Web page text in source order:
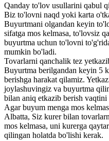
Qanday to'lov usullarini qabul
Biz to'lovni naqd yoki karta
Buyurtmani olgandan keyin
sifatga mos kelmasa, to'lovsiz
buyurtma uchun to'lovni
mumkin bo'ladi.
Tovarlarni qanchalik tez
Buyurtma berilgandan keyin 5
berishga harakat qilamiz.
joylashuvingiz va buyurtma
bilan aniq etkazib berish vaqtini
Agar buyum menga mos
Albatta, Siz kurer bilan
mos kelmasa, uni kurerga
qilingan holatda bo'lishi kerak.